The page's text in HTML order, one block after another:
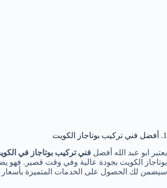
1. أفضل فني تركيب بوتاجاز الكويت
يعتبر ابو عبد الله أفضل فني تركيب بوتاجاز في
بوتاجاز الكويت بجودة عالية وفي وقت قصير. فهو يضع
سيضمن لك الحصول على الخدمات المتميزة بأسعار